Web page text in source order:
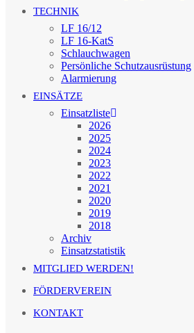
TECHNIK
LF 16/12
LF 16-KatS
Schlauchwagen
Persönliche Schutzausrüstung
Alarmierung
EINSÄTZE
Einsatzliste
2026
2025
2024
2023
2022
2021
2020
2019
2018
Archiv
Einsatzstatistik
MITGLIED WERDEN!
FÖRDERVEREIN
KONTAKT